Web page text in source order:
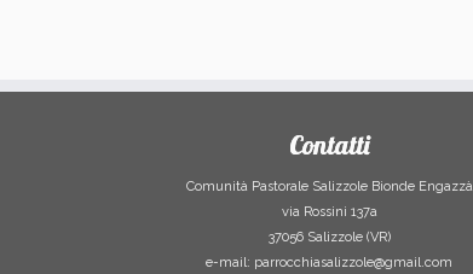
Contatti
Comunità Pastorale Salizzole Bionde Engazzà
via Rossini 137a
37056 Salizzole (VR)
e-mail: parrocchiasalizzole@gmail.com